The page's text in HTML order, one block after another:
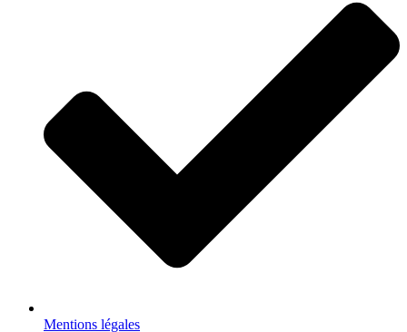
Mentions légales